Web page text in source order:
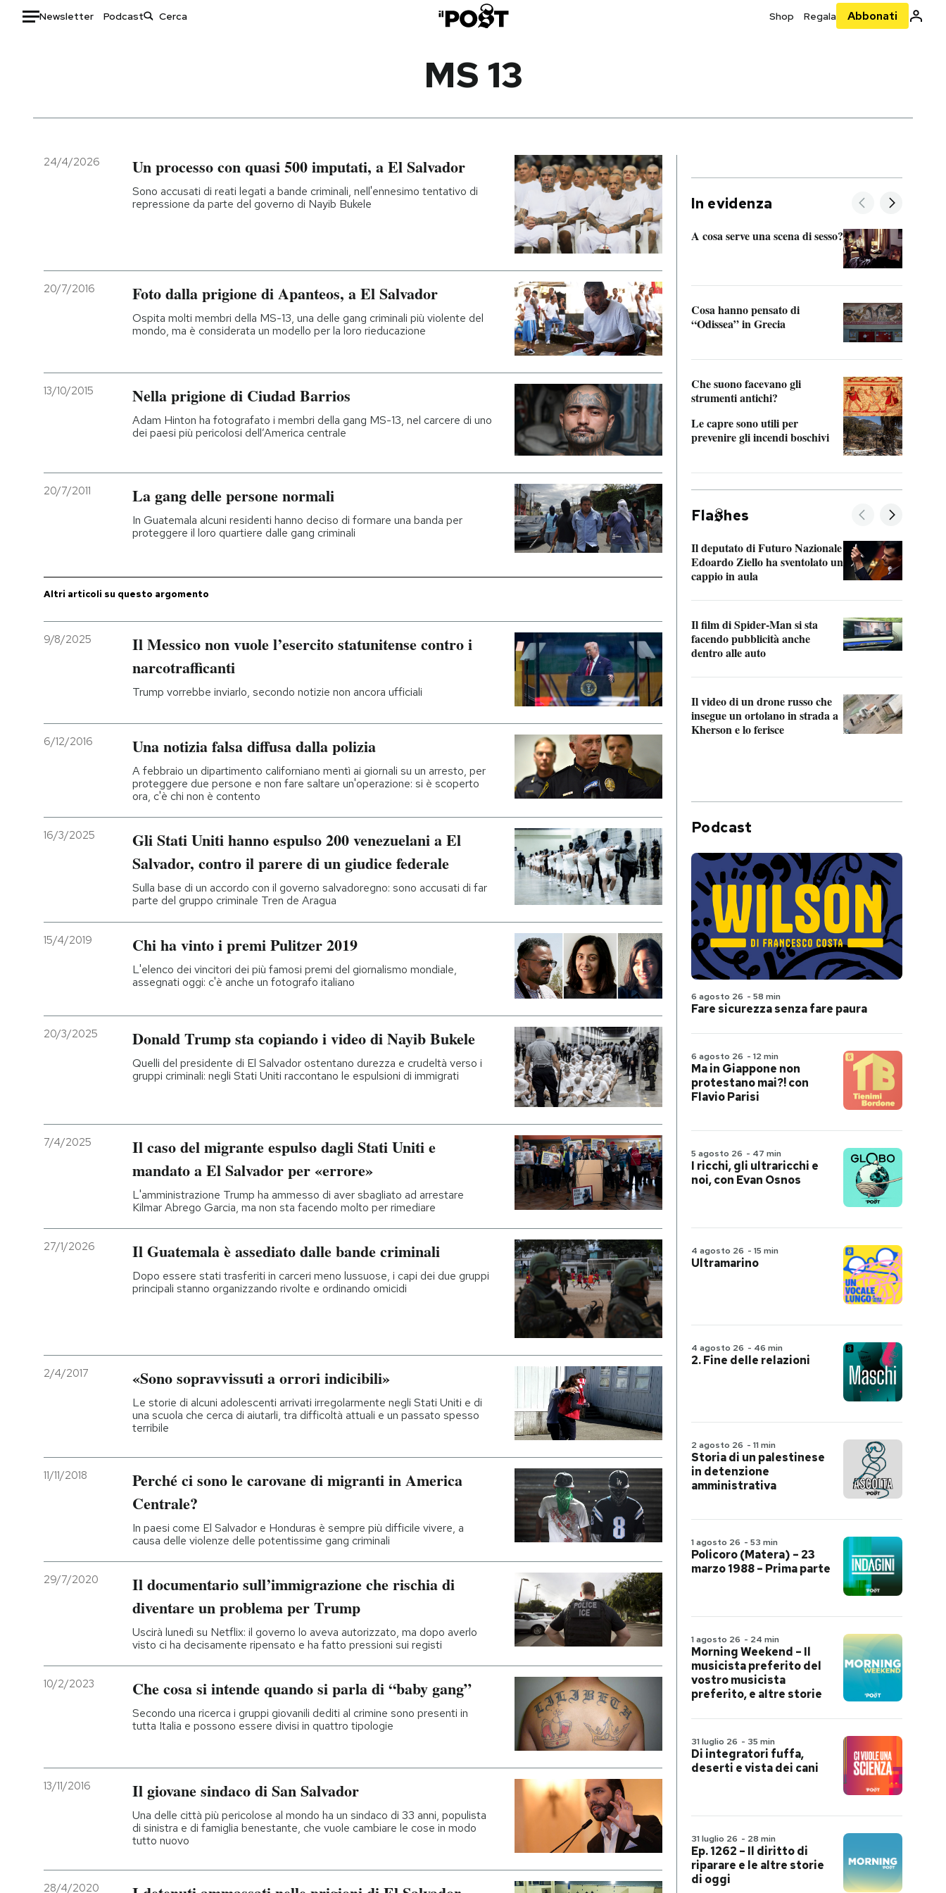
Newsletter Podcast Shop Regala Abbonati
Italia
Politica
Moda
Ok Boomer!
NEWSLETTER
I MIEI PREFERITI
AREA PERSONALE
MS 13
24/4/2026 Un processo con quasi 500 imputati, a El Salvador
Sono accusati di reati legati a bande criminali, nell'ennesimo tentativo di
repressione da parte del governo di Nayib Bukele
20/7/2016 Foto dalla prigione di Apanteos, a El Salvador
Ospita molti membri della MS-13, una delle gang criminali più violente del
mondo, ma è considerata un modello per la loro rieducazione
13/10/2015 Nella prigione di Ciudad Barrios
Adam Hinton ha fotografato i membri della gang MS-13, nel carcere di uno
dei paesi più pericolosi dell’America centrale
20/7/2011 La gang delle persone normali
In Guatemala alcuni residenti hanno deciso di formare una banda per
proteggere il loro quartiere dalle gang criminali
Altri articoli su questo argomento
9/8/2025
Il Messico non vuole l’esercito statunitense contro i
narcotrafficanti
Trump vorrebbe inviarlo, secondo notizie non ancora ufficiali
6/12/2016 Una notizia falsa diffusa dalla polizia
A febbraio un dipartimento californiano mentì ai giornali su un arresto, per
proteggere due persone e non fare saltare un'operazione: si è scoperto
ora, c'è chi non è contento
16/3/2025
Gli Stati Uniti hanno espulso 200 venezuelani a El
Salvador, contro il parere di un giudice federale
Sulla base di un accordo con il governo salvadoregno: sono accusati di far
parte del gruppo criminale Tren de Aragua
15/4/2019 Chi ha vinto i premi Pulitzer 2019
L'elenco dei vincitori dei più famosi premi del giornalismo mondiale,
assegnati oggi: c'è anche un fotografo italiano
20/3/2025 Donald Trump sta copiando i video di Nayib Bukele
Quelli del presidente di El Salvador ostentano durezza e crudeltà verso i
gruppi criminali: negli Stati Uniti raccontano le espulsioni di immigrati
7/4/2025
Il caso del migrante espulso dagli Stati Uniti e
mandato a El Salvador per «errore»
L'amministrazione Trump ha ammesso di aver sbagliato ad arrestare
Kilmar Abrego Garcia, ma non sta facendo molto per rimediare
27/1/2026 Il Guatemala è assediato dalle bande criminali
Dopo essere stati trasferiti in carceri meno lussuose, i capi dei due gruppi
principali stanno organizzando rivolte e ordinando omicidi
2/4/2017 «Sono sopravvissuti a orrori indicibili»
Le storie di alcuni adolescenti arrivati irregolarmente negli Stati Uniti e di
una scuola che cerca di aiutarli, tra difficoltà attuali e un passato spesso
terribile
11/11/2018
Perché ci sono le carovane di migranti in America
Centrale?
In paesi come El Salvador e Honduras è sempre più difficile vivere, a
causa delle violenze delle potentissime gang criminali
29/7/2020
Il documentario sull’immigrazione che rischia di
diventare un problema per Trump
Uscirà lunedì su Netflix: il governo lo aveva autorizzato, ma dopo averlo
visto ci ha decisamente ripensato e ha fatto pressioni sui registi
10/2/2023 Che cosa si intende quando si parla di “baby gang”
Secondo una ricerca i gruppi giovanili dediti al crimine sono presenti in
tutta Italia e possono essere divisi in quattro tipologie
13/11/2016 Il giovane sindaco di San Salvador
Una delle città più pericolose al mondo ha un sindaco di 33 anni, populista
di sinistra e di famiglia benestante, che vuole cambiare le cose in modo
tutto nuovo
28/4/2020
In evidenza
A cosa serve una scena di sesso?
Cosa hanno pensato di
“Odissea” in Grecia
Che suono facevano gli
strumenti antichi?
Le capre sono utili per
prevenire gli incendi boschivi
Fla hes
Il deputato di Futuro Nazionale
Edoardo Ziello ha sventolato un
cappio in aula
Il film di Spider-Man si sta
facendo pubblicità anche
dentro alle auto
Il video di un drone russo che
insegue un ortolano in strada a
Kherson e lo ferisce
Podcast
6 agosto 26 - 58 min
Fare sicurezza senza fare paura
6 agosto 26 - 12 min
Ma in Giappone non
protestano mai?! con
Flavio Parisi
5 agosto 26 - 47 min
I ricchi, gli ultraricchi e
noi, con Evan Osnos
4 agosto 26 - 15 min
Ultramarino
4 agosto 26 - 46 min
2. Fine delle relazioni
2 agosto 26 - 11 min
Storia di un palestinese
in detenzione
amministrativa
1 agosto 26 - 53 min
Policoro (Matera) – 23
marzo 1988 – Prima parte
1 agosto 26 - 24 min
Morning Weekend – Il
musicista preferito del
vostro musicista
preferito, e altre storie
31 luglio 26 - 35 min
Di integratori fuffa,
deserti e vista dei cani
31 luglio 26 - 28 min
Ep. 1262 – Il diritto di
riparare e le altre storie
di oggi